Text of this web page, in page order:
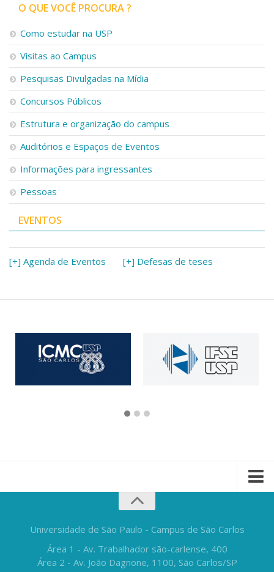
O QUE VOCÊ PROCURA ?
Como estudar na USP
Visitas ao Campus
Pesquisas Divulgadas na Mídia
Concursos Públicos
Estrutura e organização do campus
Auditórios e Espaços de Eventos
Informações para ingressantes
Pessoas
EVENTOS
[+] Agenda de Eventos [+] Defesas de teses
Universidade de São Paulo - Campus de São Carlos
Área 1 - Av. Trabalhador são-carlense, 400
Área 2 - Av. João Dagnone, 1100, São Carlos/SP